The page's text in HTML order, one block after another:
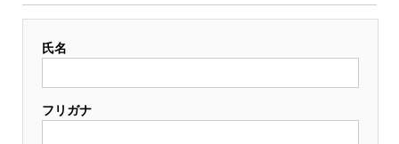
氏名
フリガナ